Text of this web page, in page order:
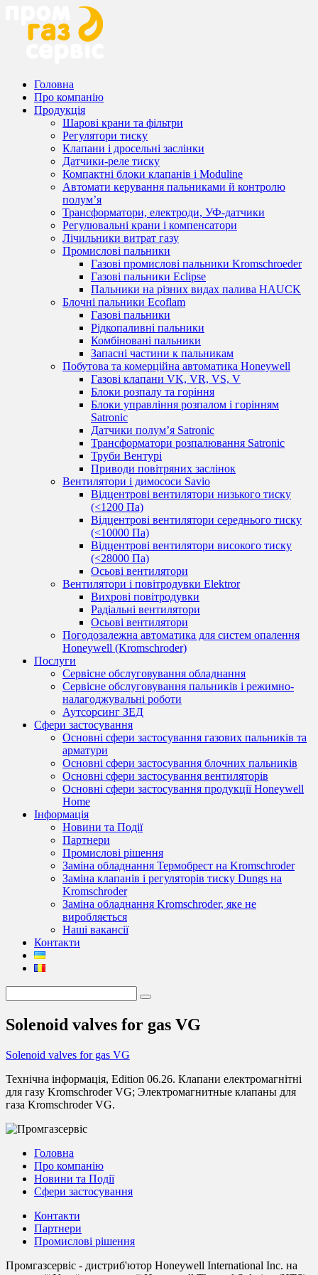
Головна
Про компанію
Продукція
Шарові крани та фільтри
Регулятори тиску
Клапани і дросельні заслінки
Датчики-реле тиску
Компактні блоки клапанів і Moduline
Автомати керування пальниками й контролю
полум’я
Трансформатори, електроди, УФ-датчики
Регулювальні крани і компенсатори
Лічильники витрат газу
Промислові пальники
Газові промислові пальники Kromschroeder
Газові пальники Eclipse
Пальники на різних видах палива HAUCK
Блочні пальники Ecoflam
Газові пальники
Рідкопаливні пальники
Комбіновані пальники
Запасні частини к пальникам
Побутова та комерційна автоматика Honeywell
Газові клапани VK, VR, VS, V
Блоки розпалу та горіння
Блоки управління розпалом і горінням
Satronic
Датчики полум’я Satronic
Трансформатори розпалювання Satronic
Труби Вентурі
Приводи повітряних заслінок
Вентилятори і димососи Savio
Відцентрові вентилятори низького тиску
(<1200 Па)
Відцентрові вентилятори середнього тиску
(<10000 Па)
Відцентрові вентилятори високого тиску
(<28000 Па)
Осьові вентилятори
Вентилятори і повітродувки Elektror
Вихрові повітродувки
Радіальні вентилятори
Осьові вентилятори
Погодозалежна автоматика для систем опалення
Honeywell (Kromschroder)
Послуги
Сервісне обслуговування обладнання
Сервісне обслуговування пальників і режимно-
налагоджувальні роботи
Аутсорсинг ЗЕД
Сфери застосування
Основні сфери застосування газових пальників та
арматури
Основні сфери застосування блочних пальників
Основні сфери застосування вентиляторів
Основні сфери застосування продукції Honeywell
Home
Інформація
Новини та Події
Партнери
Промислові рішення
Заміна обладнання Термобрест на Kromschroder
Заміна клапанів і регуляторів тиску Dungs на
Kromschroder
Заміна обладнання Kromschroder, яке не
виробляється
Наші вакансії
Контакти
Solenoid valves for gas VG
Solenoid valves for gas VG
Технічна інформація, Edition 06.26. Клапани електромагнітні
для газу Kromschroder VG; Электромагнитные клапаны для
газа Kromschroder VG.
Головна
Про компанію
Новини та Події
Сфери застосування
Контакти
Партнери
Промислові рішення
Промгазсервіс - дистриб'ютор Honeywell International Inc. на